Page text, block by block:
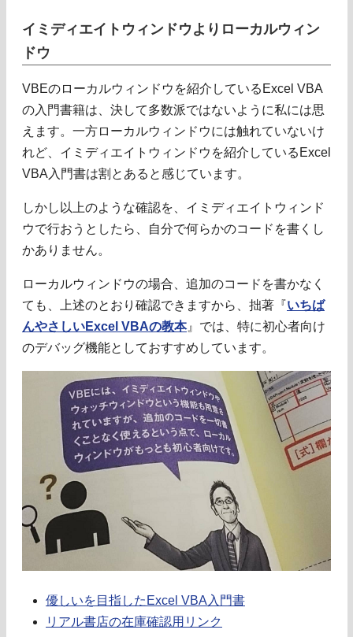
イミディエイトウィンドウよりローカルウィン
ドウ
VBEのローカルウィンドウを紹介しているExcel VBA
の入門書籍は、決して多数派ではないように私には思
えます。一方ローカルウィンドウには触れていないけ
れど、イミディエイトウィンドウを紹介しているExcel
VBA入門書は割とあると感じています。
しかし以上のような確認を、イミディエイトウィンド
ウで行おうとしたら、自分で何らかのコードを書くし
かありません。
ローカルウィンドウの場合、追加のコードを書かなく
ても、上述のとおり確認できますから、拙著『いちば
んやさしいExcel VBAの教本』では、特に初心者向け
のデバッグ機能としておすすめしています。
優しいを目指したExcel VBA入門書
リアル書店の在庫確認用リンク